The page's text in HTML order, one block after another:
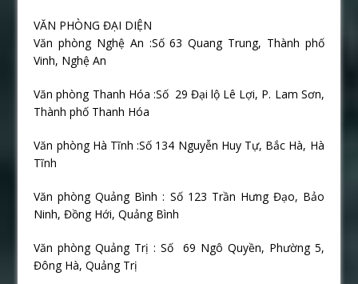
VĂN PHÒNG ĐẠI DIỆN
Văn phòng Nghệ An :Số 63 Quang Trung, Thành phố
Vinh, Nghệ An
Văn phòng Thanh Hóa :Số 29 Đại lộ Lê Lợi, P. Lam Sơn,
Thành phố Thanh Hóa
Văn phòng Hà Tĩnh :Số 134 Nguyễn Huy Tự, Bắc Hà, Hà
Tĩnh
Văn phòng Quảng Bình : Số 123 Trần Hưng Đạo, Bảo
Ninh, Đồng Hới, Quảng Bình
Văn phòng Quảng Trị : Số
69 Ngô Quyền, Phường 5,
Đông Hà, Quảng Trị